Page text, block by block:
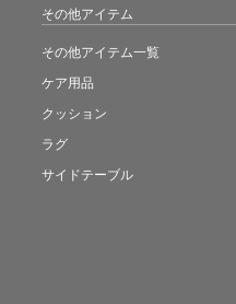
その他アイテム
その他アイテム一覧
ケア用品
クッション
ラグ
サイドテーブル